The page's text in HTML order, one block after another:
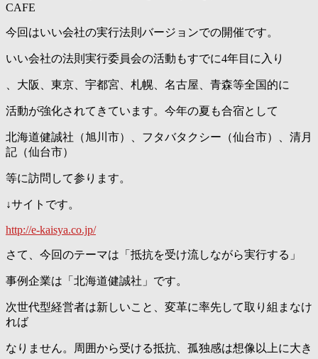
CAFE
今回はいい会社の実行法則バージョンでの開催です。
いい会社の法則実行委員会の活動もすでに4年目に入り
、大阪、東京、宇都宮、札幌、名古屋、青森等全国的に
活動が強化されてきています。今年の夏も合宿として
北海道健誠社（旭川市）、フタバタクシー（仙台市）、清月
記（仙台市）
等に訪問して参ります。
↓サイトです。
http://e-kaisya.co.jp/
さて、今回のテーマは「抵抗を受け流しながら実行する」
事例企業は「北海道健誠社」です。
次世代型経営者は新しいこと、変革に率先して取り組まなけ
れば
なりません。周囲から受ける抵抗、孤独感は想像以上に大き